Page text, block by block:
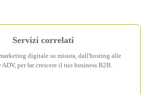
Servizi correlati
digitale su misura, dall'hosting alle
ADV, per far crescere il tuo business B2B.